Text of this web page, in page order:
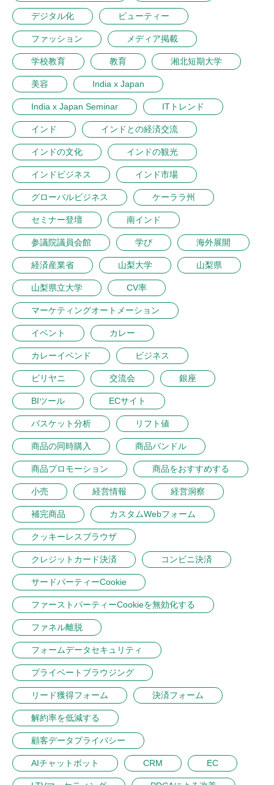
デジタル化 ビューティー
ファッション メディア掲載
学校教育 教育 湘北短期大学
美容 India x Japan
India x Japan Seminar ITトレンド
インド インドとの経済交流
インドの文化 インドの観光
インドビジネス インド市場
グローバルビジネス ケーララ州
セミナー登壇 南インド
参議院議員会館 学び 海外展開
経済産業省 山梨大学 山梨県
山梨県立大学 CV率
マーケティングオートメーション
イベント カレー
カレーイベンド ビジネス
ビリヤニ 交流会 銀座
BIツール ECサイト
バスケット分析 リフト値
商品の同時購入 商品バンドル
商品プロモーション 商品をおすすめする
小売 経営情報 経営洞察
補完商品 カスタムWebフォーム
クッキーレスブラウザ
クレジットカード決済 コンビニ決済
サードパーティーCookie
ファーストパーティーCookieを無効化する
ファネル離脱
フォームデータセキュリティ
プライベートブラウジング
リード獲得フォーム 決済フォーム
解約率を低減する
顧客データプライバシー
AIチャットボット CRM EC